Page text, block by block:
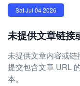
Sat Jul 04 2026
未提供文章链接
未提供文章内容或
提交包含文章 URL
本。